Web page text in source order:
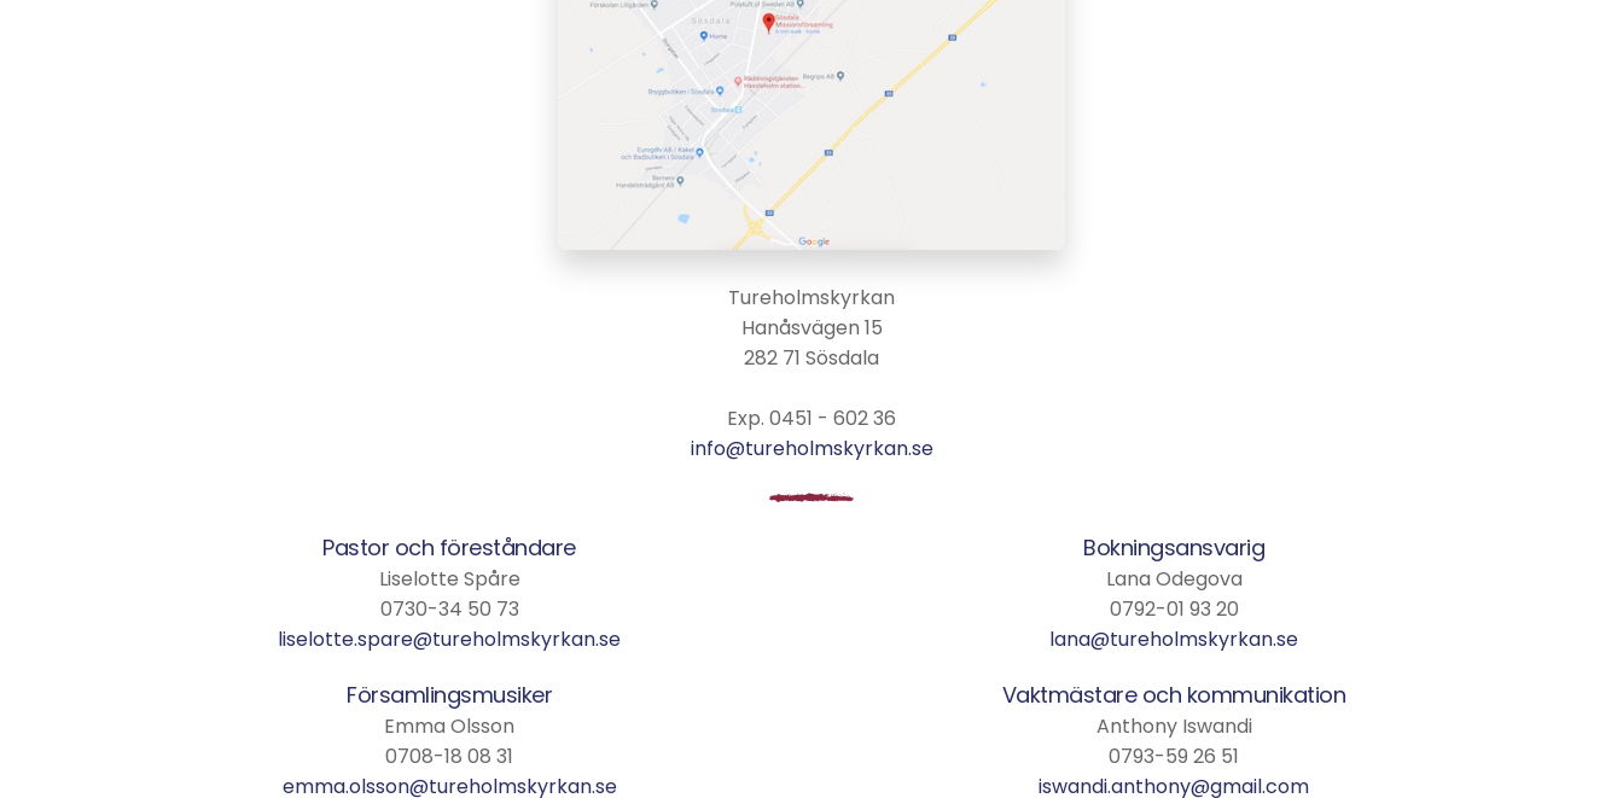
Tureholmskyrkan
Hanåsvägen 15
282 71 Sösdala
Exp. 0451 - 602 36
info@tureholmskyrkan.se
Pastor och föreståndare
Liselotte Spåre
0730-34 50 73
liselotte.spare@tureholmskyrkan.se
Bokningsansvarig
Lana Odegova
0792-01 93 20
lana@tureholmskyrkan.se
Församlingsmusiker
Emma Olsson
0708-18 08 31
emma.olsson@tureholmskyrkan.se
Vaktmästare och kommunikation
Anthony Iswandi
0793-59 26 51
iswandi.anthony@gmail.com